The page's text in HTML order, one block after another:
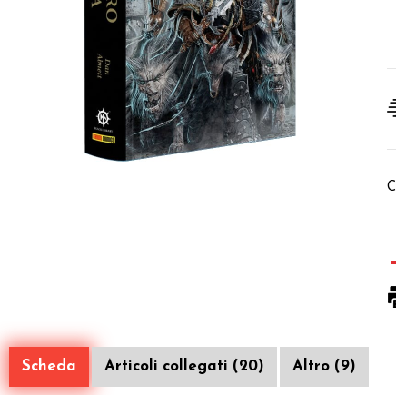
Scheda Articoli collegati (20) Altro (9)